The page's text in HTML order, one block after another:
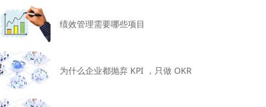
绩效管理需要哪些项目
为什么企业都抛弃 KPI ，只做 OKR